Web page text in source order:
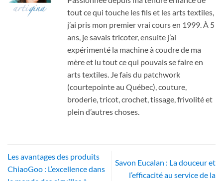
tout ce qui touche les fils et les arts textiles,
j’ai pris mon premier vrai cours en 1999. À 5
ans, je savais tricoter, ensuite j’ai
expérimenté la machine à coudre de ma
mère et lu tout ce qui pouvais se faire en
arts textiles. Je fais du patchwork
(courtepointe au Québec), couture,
broderie, tricot, crochet, tissage, frivolité et
plein d’autres choses.
Les avantages des produits
ChiaoGoo : L’excellence dans
Savon Eucalan : La douceur et
l’efficacité au service de la